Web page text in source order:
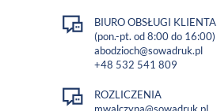
BIURO OBSŁUGI KLIENTA
(pon.-pt. od 8:00 do 16:00)
abodzioch@sowadruk.pl
+48 532 541 809
ROZLICZENIA